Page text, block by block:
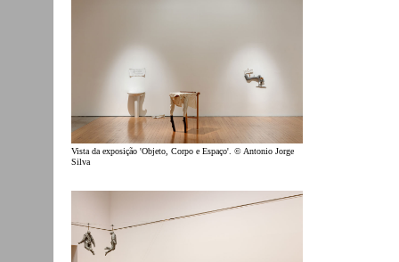
Vista da exposição 'Objeto, Corpo e Espaço'. © Antonio Jorge
Silva